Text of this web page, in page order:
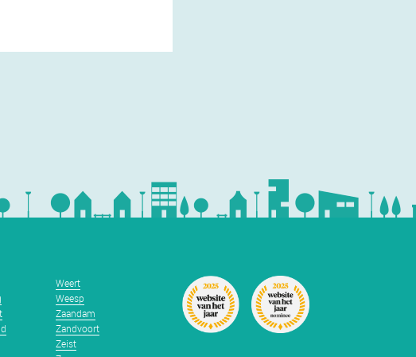
Weert
Weesp
Zaandam
Zandvoort
Zeist